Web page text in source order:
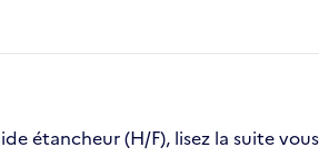
étancheur (H/F), lisez la suite